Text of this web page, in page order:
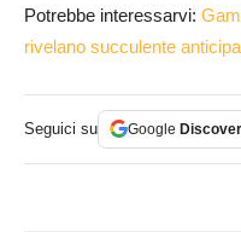
Potrebbe interessarvi:
rivelano succulente
Seguici su Google Discover